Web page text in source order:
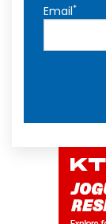
Email*